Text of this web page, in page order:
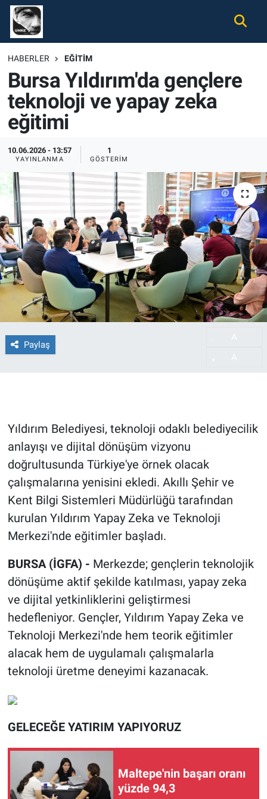
HABERLER EĞITIM
Bursa Yıldırım'da gençlere
teknoloji ve yapay zeka
eğitimi
10.06.2026 - 13:57
YAYINLANMA
1
GÖSTERIM
Paylaş
Yıldırım Belediyesi, teknoloji odaklı belediyecilik
anlayışı ve dijital dönüşüm vizyonu
doğrultusunda Türkiye'ye örnek olacak
çalışmalarına yenisini ekledi. Akıllı Şehir ve
Kent Bilgi Sistemleri Müdürlüğü tarafından
kurulan Yıldırım Yapay Zeka ve Teknoloji
Merkezi'nde eğitimler başladı.
BURSA (İGFA) - Merkezde; gençlerin teknolojik
dönüşüme aktif şekilde katılması, yapay zeka
ve dijital yetkinliklerini geliştirmesi
hedefleniyor. Gençler, Yıldırım Yapay Zeka ve
Teknoloji Merkezi'nde hem teorik eğitimler
alacak hem de uygulamalı çalışmalarla
teknoloji üretme deneyimi kazanacak.
GELECEĞE YATIRIM YAPIYORUZ
Maltepe'nin başarı oranı
yüzde 94,3
Gündem
Ekonomi
Spor
Tüm Haberler
Künye
Nöbetçi Eczaneler
Hava Durumu
Namaz Vakitleri
Süper Lig Puan Durumu ve Fikstür
Tüm Manşetler
Son Dakika Haberleri
Haber Arşivi